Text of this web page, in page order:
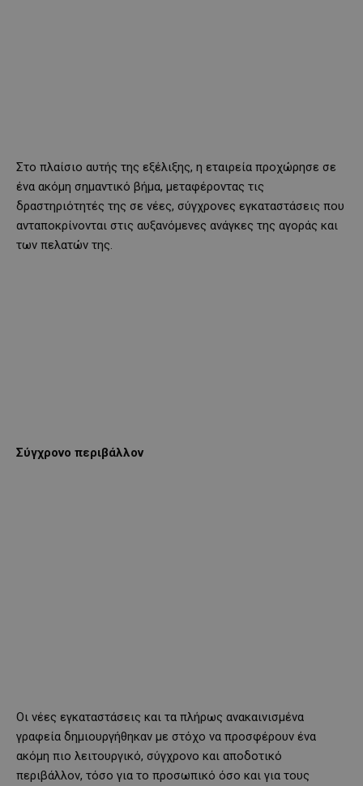
Στο πλαίσιο αυτής της εξέλιξης, η εταιρεία προχώρησε σε
ένα ακόμη σημαντικό βήμα, μεταφέροντας τις
δραστηριότητές της σε νέες, σύγχρονες εγκαταστάσεις που
ανταποκρίνονται στις αυξανόμενες ανάγκες της αγοράς και
των πελατών της.
Σύγχρονο περιβάλλον
Οι νέες εγκαταστάσεις και τα πλήρως ανακαινισμένα
γραφεία δημιουργήθηκαν με στόχο να προσφέρουν ένα
ακόμη πιο λειτουργικό, σύγχρονο και αποδοτικό
περιβάλλον, τόσο για το προσωπικό όσο και για τους